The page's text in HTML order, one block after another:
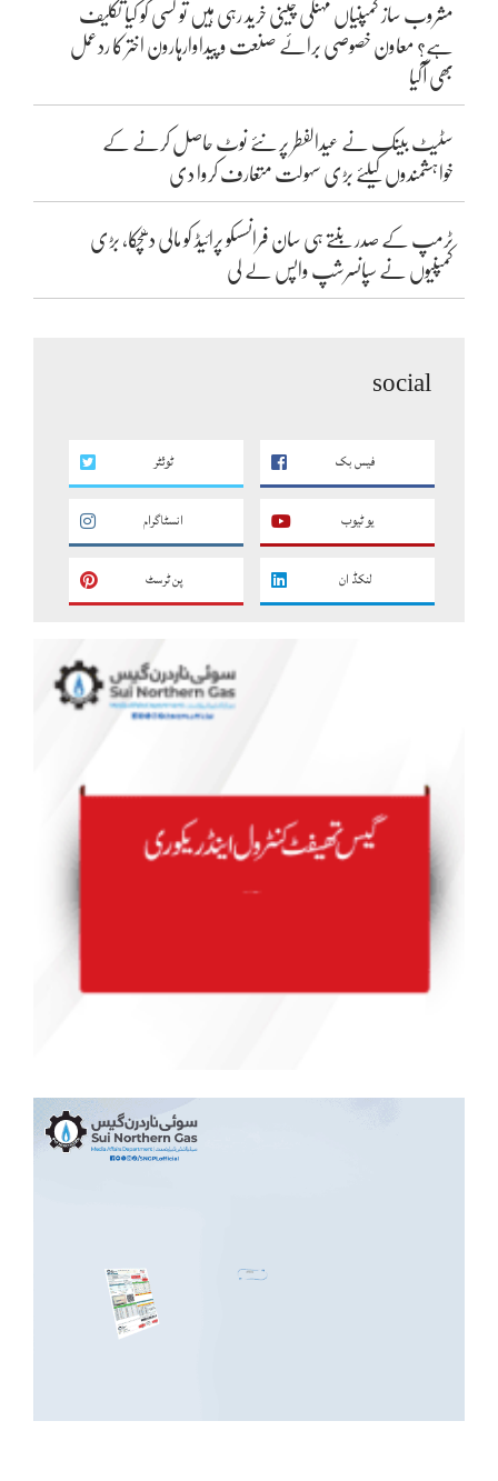
مشروب ساز کمپنیاں مہنگی چینی خرید رہی ہیں تو کسی کو کیا تکلیف
ہے؟ معاون خصوصی برائے صنعت و پیداوارہارون اختر کا ردعمل
بھی آگیا
سٹیٹ بینک نے عیدالفطر پر نئے نوٹ حاصل کرنے کے
خواہشمندوں کیلئے بڑی سہولت متعارف کروا دی
ٹرمپ کے صدر بنتے ہی سان فرانسسکو پرائیڈ کو مالی دھچکا، بڑی
کمپنیوں نے سپانسرشپ واپس لے لی
social
فیس بک ٹوئٹر
یو ٹیوب انسٹاگرام
لنکڈ ان پن ٹرسٹ